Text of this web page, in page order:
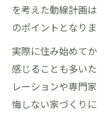
を考えた動線計画
のポイントとなりま
実際に住み始めて
感じることも多い
レーションや専門
悔しない家づくりに